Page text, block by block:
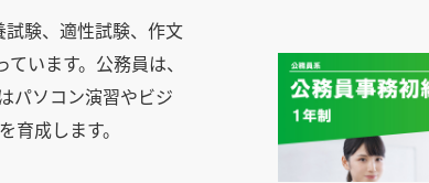
験、適性試験、作文
います。公務員は、
パソコン演習やビジ
成します。